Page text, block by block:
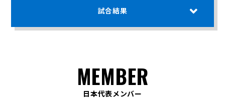
試合結果
MEMBER
日本代表メンバー